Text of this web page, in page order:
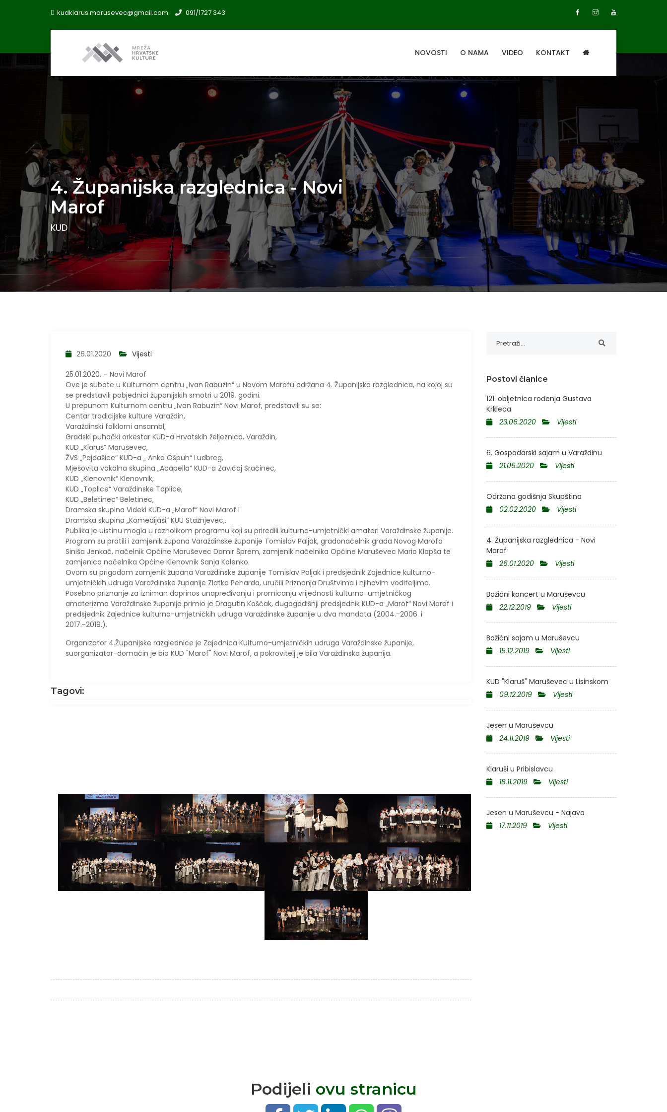
kudklarus.marusevec@gmail.com 091/1727 343
NOVOSTI O NAMA VIDEO KONTAKT
4. Županijska razglednica - Novi
Marof
KUD
26.01.2020 Vijesti
25.01.2020. – Novi Marof
Ove je subote u Kulturnom centru „Ivan Rabuzin“ u Novom Marofu održana 4. Županijska razglednica, na kojoj su
se predstavili pobjednici županijskih smotri u 2019. godini.
U prepunom Kulturnom centru „Ivan Rabuzin“ Novi Marof, predstavili su se:
Centar tradicijske kulture Varaždin,
Varaždinski folklorni ansambl,
Gradski puhački orkestar KUD-a Hrvatskih željeznica, Varaždin,
KUD „Klaruš“ Maruševec,
ŽVS „Pajdašice“ KUD-a „ Anka Ošpuh“ Ludbreg,
Mješovita vokalna skupina „Acapella“ KUD-a Zavičaj Sračinec,
KUD „Klenovnik“ Klenovnik,
KUD „Toplice“ Varaždinske Toplice,
KUD „Beletinec“ Beletinec,
Dramska skupina Videki KUD-a „Marof“ Novi Marof i
Dramska skupina „Komedijaši“ KUU Stažnjevec,.
Publika je uistinu mogla u raznolikom programu koji su priredili kulturno-umjetnički amateri Varaždinske županije.
Program su pratili i zamjenik župana Varaždinske županije Tomislav Paljak, gradonačelnik grada Novog Marofa
Siniša Jenkač, načelnik Općine Maruševec Damir Šprem, zamjenik načelnika Općine Maruševec Mario Klapša te
zamjenica načelnika Općine Klenovnik Sanja Kolenko.
Ovom su prigodom zamjenik župana Varaždinske županije Tomislav Paljak i predsjednik Zajednice kulturno-
umjetničkih udruga Varaždinske županije Zlatko Peharda, uručili Priznanja Društvima i njihovim voditeljima.
Posebno priznanje za izniman doprinos unapređivanju i promicanju vrijednosti kulturno-umjetničkog
amaterizma Varaždinske županije primio je Dragutin Košćak, dugogodišnji predsjednik KUD-a „Marof“ Novi Marof i
predsjednik Zajednice kulturno-umjetničkih udruga Varaždinske županije u dva mandata (2004.-2006. i
2017.-2019.).
Organizator 4.Županijske razglednice je Zajednica Kulturno-umjetničkih udruga Varaždinske županije,
suorganizator-domaćin je bio KUD "Marof" Novi Marof, a pokrovitelj je bila Varaždinska županija.
Tagovi:
Postovi članice
121. obljetnica rođenja Gustava
Krkleca
23.06.2020
Vijesti
6. Gospodarski sajam u Varaždinu
21.06.2020
Vijesti
Održana godišnja Skupština
02.02.2020
Vijesti
4. Županijska razglednica - Novi
Marof
26.01.2020
Vijesti
Božićni koncert u Maruševcu
22.12.2019
Vijesti
Božićni sajam u Maruševcu
15.12.2019
Vijesti
KUD "Klaruš" Maruševec u Lisinskom
09.12.2019
Vijesti
Jesen u Maruševcu
24.11.2019
Vijesti
Klaruši u Pribislavcu
18.11.2019
Vijesti
Jesen u Maruševcu - Najava
17.11.2019
Vijesti
Podijeli ovu stranicu